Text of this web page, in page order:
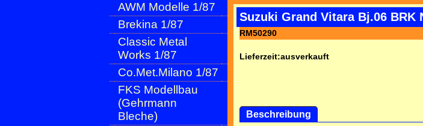
AWM Modelle 1/87
Brekina 1/87
Classic Metal
Works 1/87
Co.Met.Milano 1/87
FKS Modellbau
(Gehrmann
Bleche)
Suzuki Grand Vitara Bj.06 BRK
RM50290
Lieferzeit:ausverkauft
Beschreibung